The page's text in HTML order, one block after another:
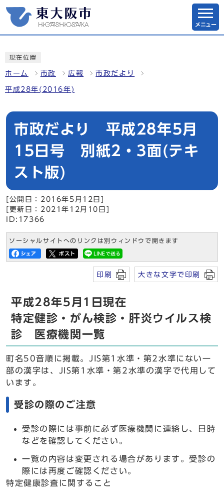
メニュー
現在位置
ホーム 市政 広報 市政だより
平成28年(2016年)
市政だより 平成28年5月
15日号 別紙2・3面(テキ
スト版)
[公開日：2016年5月12日]
[更新日：2021年12月10日]
ID:17366
ソーシャルサイトへのリンクは別ウィンドウで開きます
印刷 大きな文字で印刷
平成28年5月1日現在
特定健診・がん検診・肝炎ウイルス検
診 医療機関一覧
町名50音順に掲載。JIS第1水準・第2水準にない一
部の漢字は、JIS第1水準・第2水準の漢字で代用して
います。
受診の際のご注意
受診の際には事前に必ず医療機関に連絡し、日時
などを確認してください。
一覧の内容は変更される場合があります。受診の
際には再度ご確認ください。
特定健康診査に関すること